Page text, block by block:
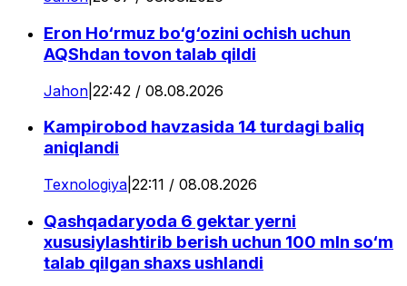
Eron Ho‘rmuz bo‘g‘ozini ochish uchun
AQShdan tovon talab qildi
Jahon 22:42 / 08.08.2026
Kampirobod havzasida 14 turdagi baliq
aniqlandi
Texnologiya 22:11 / 08.08.2026
Qashqadaryoda 6 gektar yerni
xususiylashtirib berish uchun 100 mln so‘m
talab qilgan shaxs ushlandi